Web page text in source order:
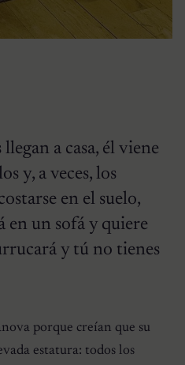
a casa, él viene
y, a veces, los
en el suelo,
en un sofá y quiere
y tú no tienes
porque creían que su
estatura: todos los